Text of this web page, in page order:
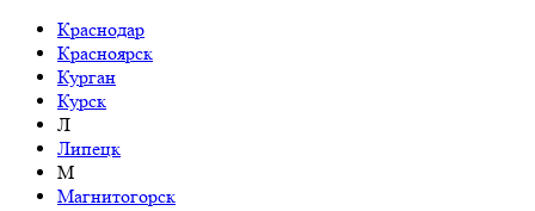
Краснодар
Красноярск
Курган
Курск
Л
Липецк
М
Магнитогорск